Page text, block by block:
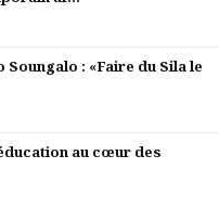
Soungalo : «Faire du Sila le
au cœur des